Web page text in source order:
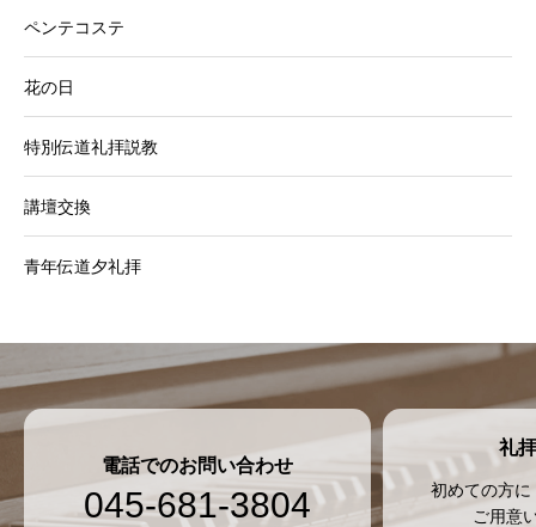
ペンテコステ
花の日
特別伝道礼拝説教
講壇交換
青年伝道夕礼拝
電話でのお問い合わせ
045-681-3804
礼
初めての方
ご用意